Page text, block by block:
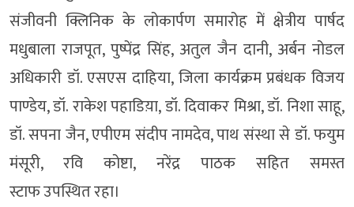
संजीवनी क्लिनिक के लोकार्पण समारोह में क्षेत्रीय पार्षद
मधुबाला राजपूत, पुष्पेंद्र सिंह, अतुल जैन दानी, अर्बन नोडल
अधिकारी डॉ. एसएस दाहिया, जिला कार्यक्रम प्रबंधक विजय
पाण्डेय, डॉ. राकेश पहाडिय़ा, डॉ. दिवाकर मिश्रा, डॉ. निशा साहू,
डॉ. सपना जैन, एपीएम संदीप नामदेव, पाथ संस्था से डॉ. फयुम
मंसूरी, रवि कोष्टा, नरेंद्र पाठक सहित समस्त
स्टाफ उपस्थित रहा।